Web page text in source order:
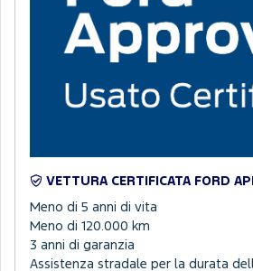
VETTURA CERTIFICATA FORD
Meno di 5 anni di vita
Meno di 120.000 km
3 anni di garanzia
Assistenza stradale per la durata